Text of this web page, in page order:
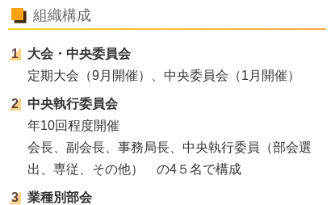
組織構成
大会・中央委員会
定期大会（9月開催）、中央委員会（1月開催）
中央執行委員会
年10回程度開催
会長、副会長、事務局長、中央執行委員（部会選
出、専従、その他） の4５名で構成
業種別部会